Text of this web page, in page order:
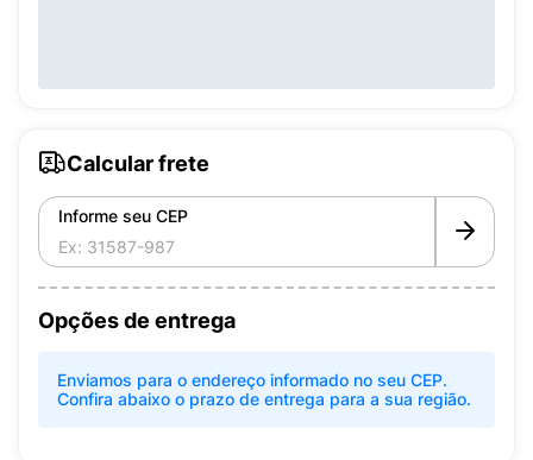
Calcular frete
Informe seu CEP
Opções de entrega
Enviamos para o endereço informado no seu CEP.
Confira abaixo o prazo de entrega para a sua região.